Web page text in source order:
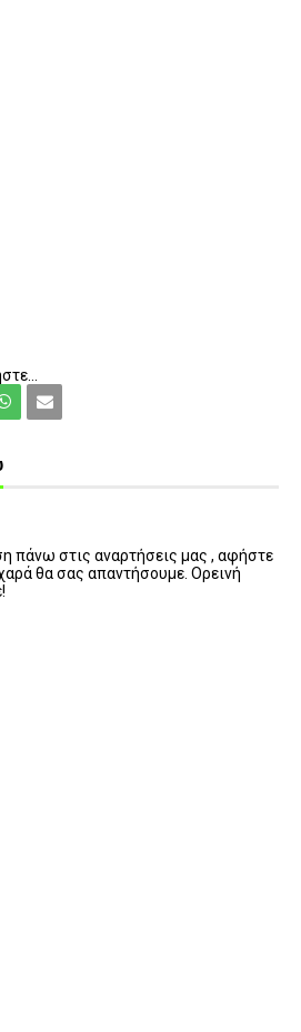
πάνω στις αναρτήσεις μας , αφήστε
θα σας απαντήσουμε. Ορεινή